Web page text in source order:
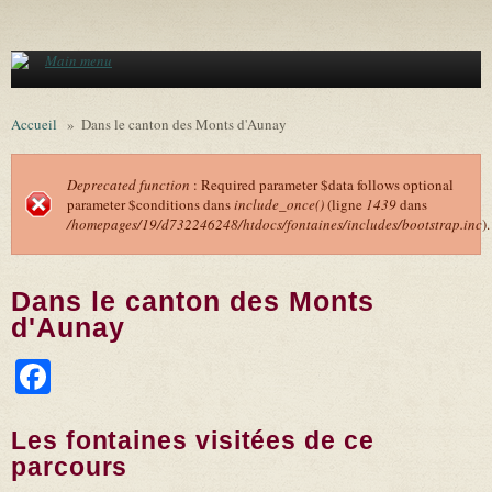
Main menu
Accueil » Dans le canton des Monts d'Aunay
Message d'erreur
Deprecated function : Required parameter $data follows optional
parameter $conditions dansinclude_once()(ligne 1439dans
/homepages/19/d732246248/htdocs/fontaines/includes/bootstrap.inc).
Dans le canton des Monts
d'Aunay
Les fontaines visitées de ce
parcours